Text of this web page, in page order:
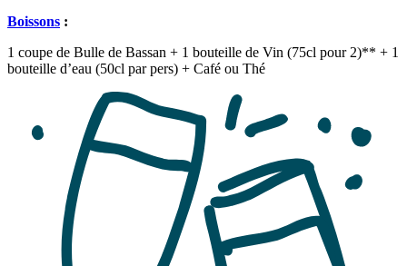
Boissons :
1 coupe de Bulle de Bassan + 1 bouteille de Vin (75cl pour 2)** + 1
bouteille d’eau (50cl par pers) + Café ou Thé